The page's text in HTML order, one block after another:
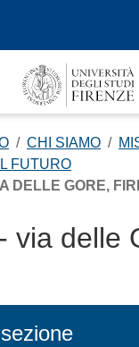
CHI SIAMO
FUTURO
DELLE GORE,
via delle